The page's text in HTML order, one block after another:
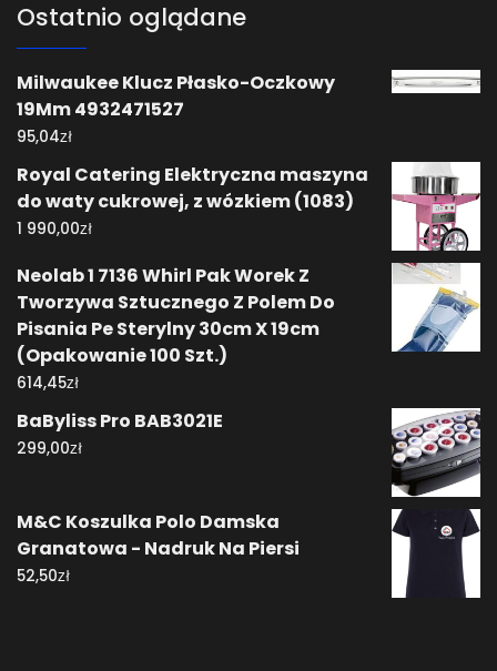
Ostatnio oglądane
Milwaukee Klucz Płasko-Oczkowy
19Mm 4932471527
95,04zł
Royal Catering Elektryczna maszyna
do waty cukrowej, z wózkiem (1083)
1 990,00zł
Neolab 1 7136 Whirl Pak Worek Z
Tworzywa Sztucznego Z Polem Do
Pisania Pe Sterylny 30cm X 19cm
(Opakowanie 100 Szt.)
614,45zł
BaByliss Pro BAB3021E
299,00zł
M&C Koszulka Polo Damska
Granatowa - Nadruk Na Piersi
52,50zł